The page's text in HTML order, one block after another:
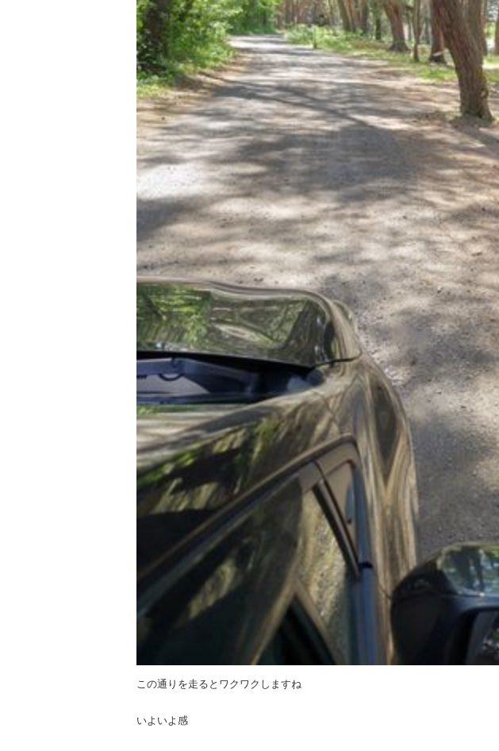
この通りを走るとワクワクしますね
いよいよ感